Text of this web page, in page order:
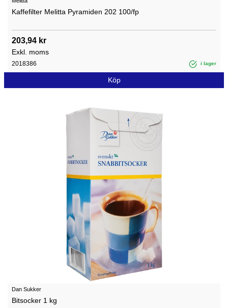
Kaffefilter Melitta Pyramiden 202 100/fp
203,94 kr
Exkl. moms
2018386 i lager
Köp
Dan Sukker
Bitsocker 1 kg